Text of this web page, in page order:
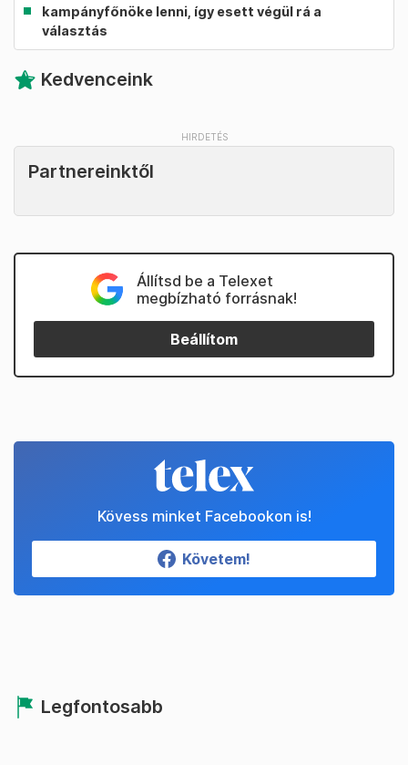
kampányfőnöke lenni, így esett végül rá a
választás
Kedvenceink
Partnereinktől
Állítsd be a Telexet
megbízható forrásnak!
Beállítom
Kövess minket Facebookon is!
Követem!
Legfontosabb